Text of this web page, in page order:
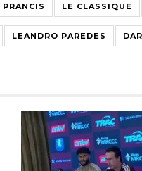
PRANCIS LE CLASSIQUE
LEANDRO PAREDES